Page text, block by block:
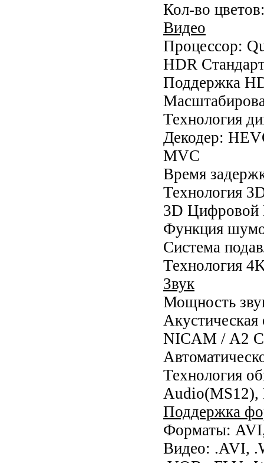
Кол-во
Видео
Процессор:
HDR
Поддержка
Технология
Декодер:
MVC
Время
Технология
3D Цифровой
Функция
Система
Технология
Звук
Мощность
NICAM / A2
Технология
Audio(MS12),
Поддержка
Форматы:
Видео: .AVI,